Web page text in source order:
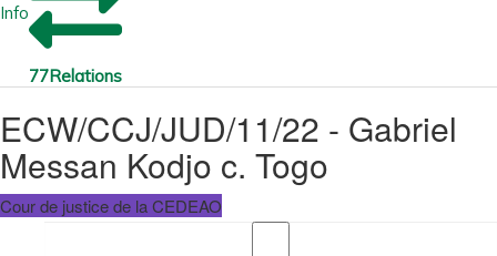
Info
77Relations
ECW/CCJ/JUD/11/22 - Gabriel
Messan Kodjo c. Togo
Cour de justice de la CEDEAO